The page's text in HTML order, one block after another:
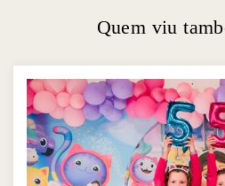
Quem viu